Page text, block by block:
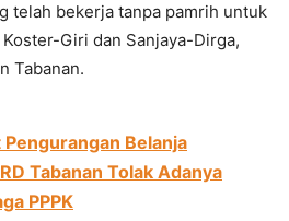
telah bekerja tanpa pamrih untuk
Giri dan Sanjaya-Dirga,
Tabanan.
Belanja
Tabanan Tolak Adanya
PPPK